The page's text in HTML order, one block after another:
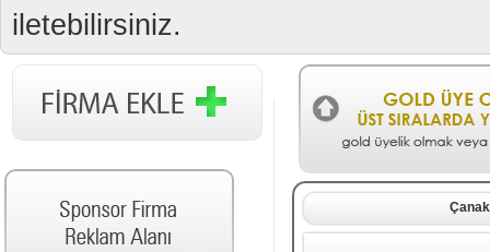
iletebilirsiniz.